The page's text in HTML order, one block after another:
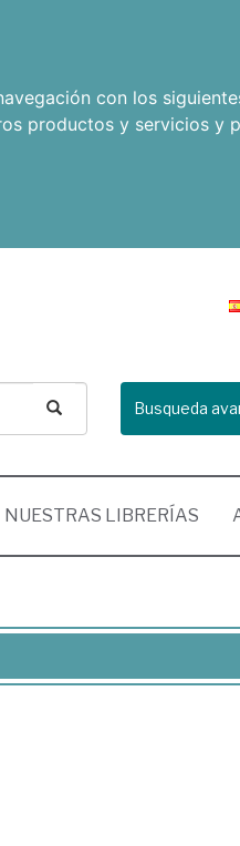
con los
productos y servicios y
Busqueda
NUESTRAS LIBRERÍAS